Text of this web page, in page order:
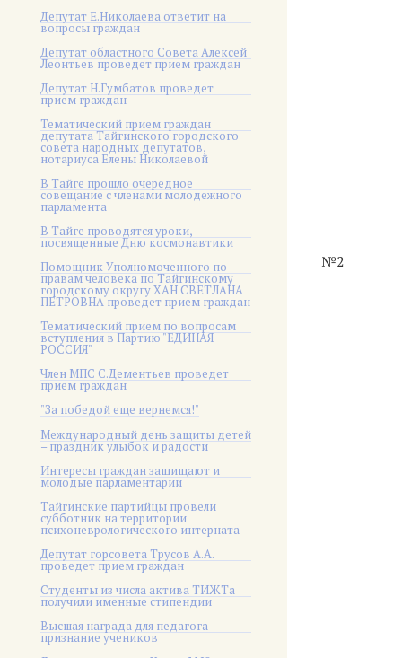
Депутат Е.Николаева ответит на
вопросы граждан
Депутат областного Совета Алексей
Леонтьев проведет прием граждан
Депутат Н.Гумбатов проведет
прием граждан
Тематический прием граждан
депутата Тайгинского городского
совета народных депутатов,
нотариуса Елены Николаевой
В Тайге прошло очередное
совещание с членами молодежного
парламента
В Тайге проводятся уроки,
посвященные Дню космонавтики
Помощник Уполномоченного по
правам человека по Тайгинскому
городскому округу ХАН СВЕТЛАНА
ПЕТРОВНА проведет прием граждан
Тематический прием по вопросам
вступления в Партию "ЕДИНАЯ
РОССИЯ"
Член МПС С.Дементьев проведет
прием граждан
"За победой еще вернемся!"
Международный день защиты детей
– праздник улыбок и радости
Интересы граждан защищают и
молодые парламентарии
Тайгинские партийцы провели
субботник на территории
психоневрологического интерната
Депутат горсовета Трусов А.А.
проведет прием граждан
Студенты из числа актива ТИЖТа
получили именные стипендии
Высшая награда для педагога –
признание учеников
№2